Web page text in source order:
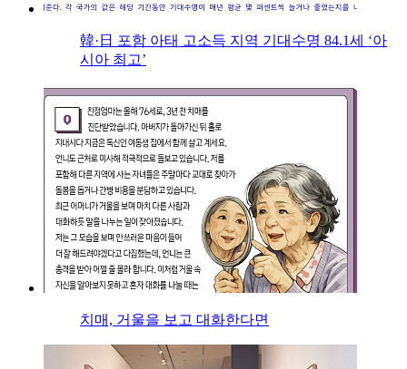
韓·日 포함 아태 고소득 지역 기대수명 84.1세 ‘아
시아 최고’
치매, 거울을 보고 대화한다면